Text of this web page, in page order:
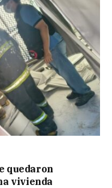
quedaron
vivienda